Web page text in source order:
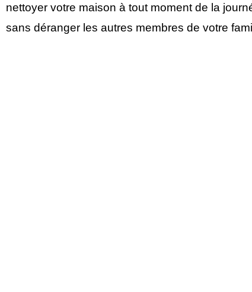
nettoyer votre maison à tout moment de la
sans déranger les autres membres de votre